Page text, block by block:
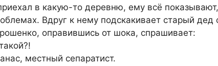
в какую-то деревню, ему всё
Вдруг к нему подскакивает старый дед
оправившись от шока, спрашивает:
местный сепаратист.